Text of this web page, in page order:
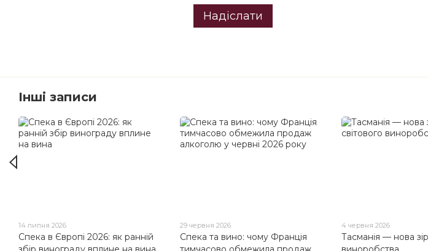
Надіслати
Інші записи
14 липня 2026
Спека в Європі 2026: як ранній
29 червня 2026
Спека та вино: чому Франція
4 червня 2026
Тасманія — нова